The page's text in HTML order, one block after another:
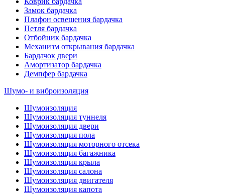
Замок бардачка
Плафон освещения бардачка
Петля бардачка
Отбойник бардачка
Механизм открывания бардачка
Бардачок двери
Амортизатор бардачка
Демпфер бардачка
Шумо- и виброизоляция
Шумоизоляция
Шумоизоляция туннеля
Шумоизоляция двери
Шумоизоляция пола
Шумоизоляция моторного отсека
Шумоизоляция багажника
Шумоизоляция крыла
Шумоизоляция салона
Шумоизоляция двигателя
Шумоизоляция капота